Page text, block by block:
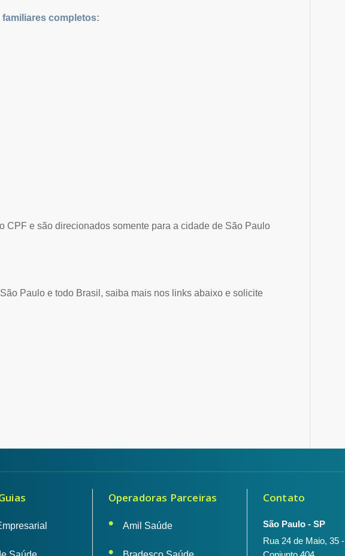
completos:
CPF e são direcionados somente para a cidade de São Paulo
Paulo e todo Brasil, saiba mais nos links abaixo e solicite
Operadoras Parceiras
Amil Saúde
Contato
São Paulo - SP
Rua 24 de Maio, 35 -